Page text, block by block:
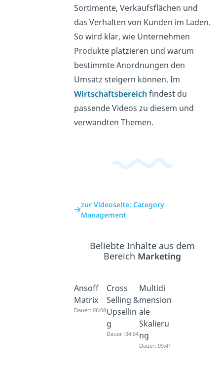
Sortimente, Verkaufsflächen und
das Verhalten von Kunden im Laden.
So wird klar, wie Unternehmen
Produkte platzieren und warum
bestimmte Anordnungen den
Umsatz steigern können. Im
Wirtschaftsbereich findest du
passende Videos zu diesem und
verwandten Themen.
zur Videoseite: Category
Management
Beliebte Inhalte aus dem
Bereich Marketing
Ansoff
Matrix
Dauer: 06:08
Cross
Selling &
Upsellin
g
Dauer: 04:04
Multidi
mension
ale
Skalieru
ng
Dauer: 09:41